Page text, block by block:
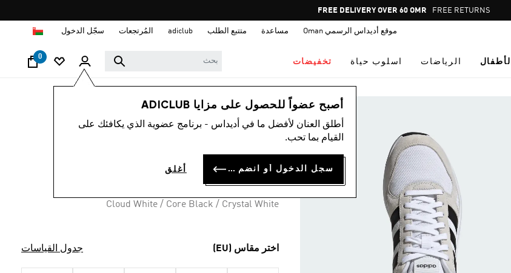
Pause
promotion
FREE DELIVERY OVER 60 OMR FREE RETURNS
موقع أديداس الرسمي Oman مساعدة متتبع الطلب adiclub المُرتجعات سجّل الدخول
الأطفال الرياضات اسلوب حياة تخفيضات
0
أصبح عضواً للحصول على مزايا ADICLUB
أطلق العنان لأفضل ما في أديداس - برنامج عضوية الذي يكافئك على
القيام بما تحب.
سجل الدخول أو انضم الآن أغلق
الرجال أحذية
حذاء RUN 84
OMR 42.00
Cloud White / Core Black / Crystal White
اختر مقاس (EU) جدول القياسات